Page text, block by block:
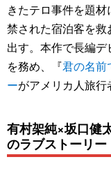
きたテロ事件を題
禁された宿泊客を
出す。本作で長編デ
を務め、『君の名前
ーがアメリカ人旅行
有村架純×坂口健
のラブストーリー